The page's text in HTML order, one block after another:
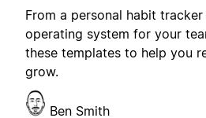
From a personal habit
operating system for your
these templates to help you
grow.
Ben Smith